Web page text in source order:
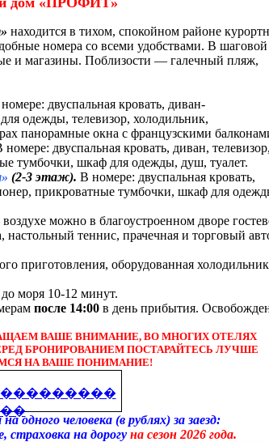
находится в тихом, спокойном районе
номера со всеми удобствами. В шаговой
и магазины. Поблизости — галечный пляж,
двуспальная кровать, диван-
одежды, телевизор, холодильник,
панорамные окна с французскими
номере: двуспальная кровать, диван, телевизор,
тумбочки, шкаф для одежды, душ, туалет.
(2-3 этаж). В номере: двуспальная кровать,
прикроватные тумбочки, шкаф для
можно в благоустроенном дворе
настольный теннис, прачечная и торговый
приготовления, оборудованная
моря 10-12 минут.
после 14:00 в день прибытия.
ВАШЕ ВНИМАНИЕ, ВО МНОГИХ ОТЕЛЯХ
БРОНИРОВАНИЕМ ПОСТАРАЙТЕСЬ ЛУЧШЕ
НА ВАШЕ ПОНИМАНИЕ!
(в рублях) за заезд:
на дорогу на сезон 2026 года.